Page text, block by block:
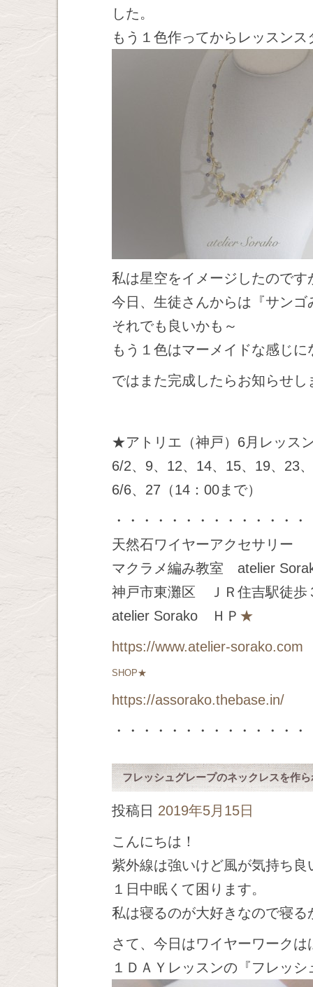
した。
もう１色作ってからレッスン
私は星空をイメージしたのです
今日、生徒さんからは『サン
それでも良いかも～
もう１色はマーメイドな感じ
ではまた完成したらお知らせし
★アトリエ（神戸）6月レッス
6/2、9、12、14、15、19、23
6/6、27（14：00まで）
・・・・・・・・・・・・・・
天然石ワイヤーアクセサリー
マクラメ編み教室 atelier
神戸市東灘区 ＪＲ住吉駅徒歩
atelier Sorako ＨＰ ★
https://www.atelier-sorako.com
SHOP★
https://assorako.thebase.in/
・・・・・・・・・・・・・・
フレッシュグレープのネックレスを作
投稿日 2019年5月15日
こんにちは！
紫外線は強いけど風が気持ち良
１日中眠くて困ります。
私は寝るのが大好きなので寝
さて、今日はワイヤーワーク
１ＤＡＹレッスンの『フレッ